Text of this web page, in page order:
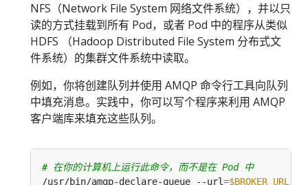
NFS（Network File System 网络文件系统），并以只
读的方式挂载到所有 Pod，或者 Pod 中的程序从类似
HDFS （Hadoop Distributed File System 分布式文
件系统）的集群文件系统中读取。
例如，你将创建队列并使用 AMQP 命令行工具向队列
中填充消息。实践中，你可以写个程序来利用 AMQP
客户端库来填充这些队列。
# 在你的计算机上运行此命令，而不是在 Pod 中
/usr/bin/amqp-declare-queue --url=$BROKER_URL